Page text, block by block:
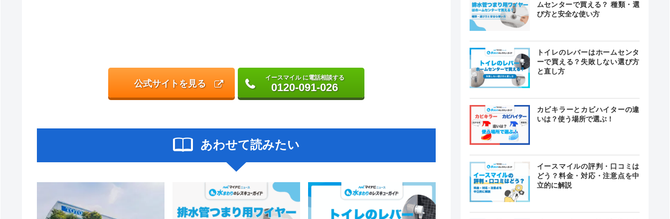
公式サイトを見る
イースマイル に電話相談する
0120-091-026
あわせて読みたい
ムセンターで買える？ 種類・選
び方と安全な使い方
トイレのレバーはホームセンタ
ーで買える？失敗しない選び方
と直し方
カビキラーとカビハイターの違
いは？使う場所で選ぶ！
イースマイルの評判・口コミは
どう？料金・対応・注意点を中
立的に解説